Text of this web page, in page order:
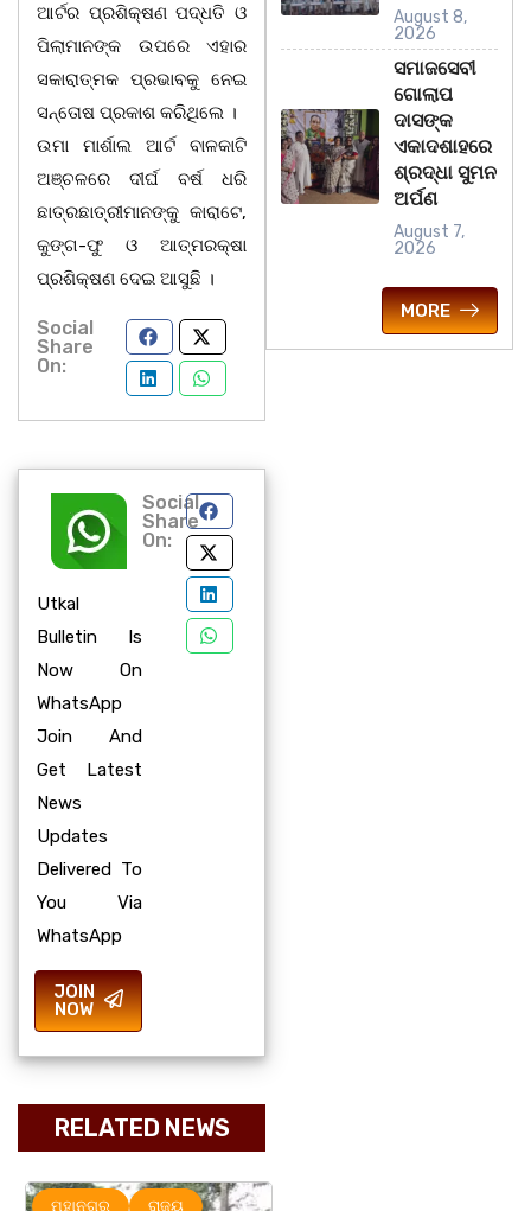
ଆର୍ଟର ପ୍ରଶିକ୍ଷଣ ପଦ୍ଧତି ଓ
ପିଲାମାନଙ୍କ ଉପରେ ଏହାର
ସକାରାତ୍ମକ ପ୍ରଭାବକୁ ନେଇ
ସନ୍ତୋଷ ପ୍ରକାଶ କରିଥିଲେ ।
ଉମା ମାର୍ଶାଲ ଆର୍ଟ ବାଳକାଟି
ଅଞ୍ଚଳରେ ଦୀର୍ଘ ବର୍ଷ ଧରି
ଛାତ୍ରଛାତ୍ରୀମାନଙ୍କୁ କାରାଟେ,
କୁଙ୍ଗ-ଫୁ ଓ ଆତ୍ମରକ୍ଷା
ପ୍ରଶିକ୍ଷଣ ଦେଇ ଆସୁଛି ।
Social
Share
On:
Utkal
Bulletin Is
Now On
WhatsApp
Join And
Get Latest
News
Updates
Delivered To
You Via
WhatsApp
JOIN
NOW
Social
Share
On:
RELATED NEWS
ମହାନଗର ରାଜ୍ୟ
August 8,
2026
ସମାଜସେବୀ
ଗୋଲାପ
ଦାସଙ୍କ
ଏକାଦଶାହରେ
ଶ୍ରଦ୍ଧା ସୁମନ
ଅର୍ପଣ
August 7,
2026
MORE